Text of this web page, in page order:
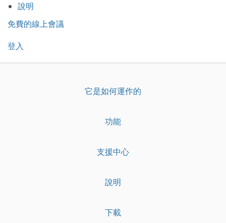
說明
免費的線上會議
登入
它是如何運作的
功能
支援中心
說明
下載